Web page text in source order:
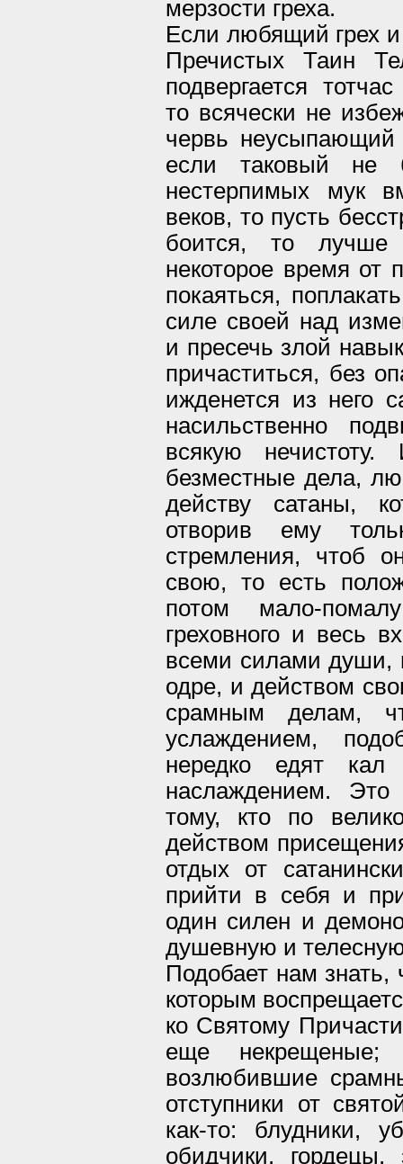
мерзости греха.
Если любящий грех
Пречистых Таин
подвергается
то всячески не
червь неусыпающий
если таковый не
нестерпимых мук
веков, то пусть
боится, то лучше
некоторое время от
покаяться,
силе своей над
и пресечь злой
причаститься, без
ижденется из него
насильственно
всякую
безместные дела,
действу сатаны,
отворив ему
стремления, чтоб
свою, то есть
потом мало-
греховного и весь
всеми силами души,
одре, и действом
срамным делам,
услаждением,
нередко едят
наслаждением.
тому, кто по
действом
отдых от
прийти в себя и
один силен и
душевную и
Подобает нам знать,
которым
ко Святому
еще
возлюбившие
отступники от
как-то: блудники,
обидчики, гордецы,